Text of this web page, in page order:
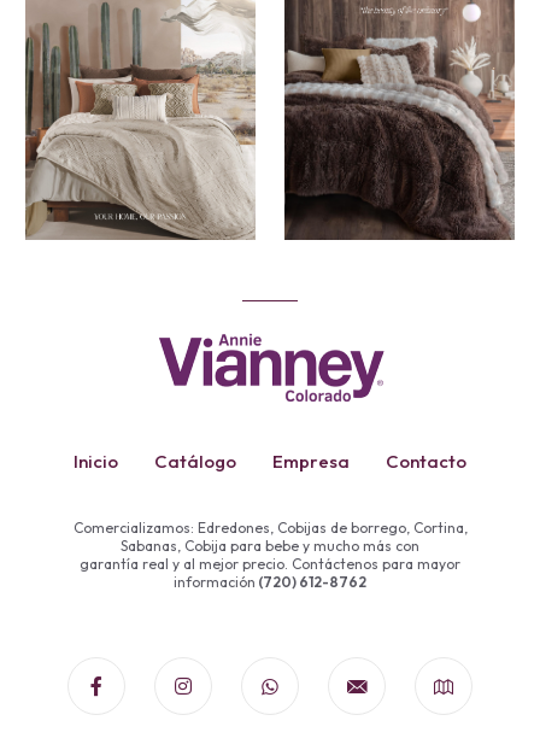
Inicio Catálogo Empresa Contacto
Comercializamos: Edredones, Cobijas de borrego, Cortina,
Sabanas, Cobija para bebe y mucho más con
garantía real y al mejor precio. Contáctenos para mayor
información (720) 612-8762